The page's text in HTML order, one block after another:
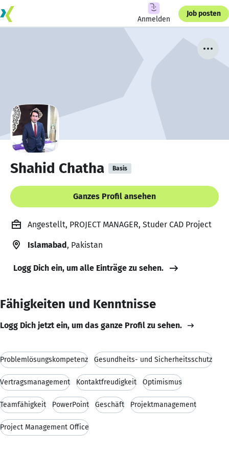
Anmelden
Job posten
Shahid Chatha Basis
Ganzes Profil ansehen
Angestellt, PROJECT MANAGER, Studer CAD Project
Islamabad, Pakistan
Logg Dich ein, um alle Einträge zu sehen.
Fähigkeiten und Kenntnisse
Logg Dich jetzt ein, um das ganze Profil zu sehen.
Problemlösungskompetenz Gesundheits- und Sicherheitsschutz
Vertragsmanagement Kontaktfreudigkeit Optimismus
Teamfähigkeit PowerPoint Geschäft Projektmanagement
Project Management Office